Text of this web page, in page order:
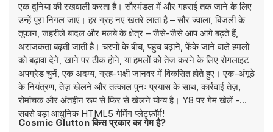
एक दुनिया की रखवाली करता है। सौरमंडल में और गहराई तक जाने के लिए
उन्हें पूरा निगल जाएं। हर ग्रह नए खतरे लाता है – सौर ज्वाला, बिजली के
तूफान, जहरीले बादल और मलबे के क्षेत्र – जैसे-जैसे आप आगे बढ़ते हैं,
अराजकता बढ़ती जाती है। चरणों के बीच, पहुंच बढ़ाने, फेंके जाने वाले हमलों
को बढ़ावा देने, खाने पर ठीक होने, या हमलों को तेज करने के लिए रोगलाइट
अपग्रेड चुनें, एक अदम्य, ग्रह-भक्षी जानवर में विकसित होते हुए। एक-अंगूठे
के नियंत्रण, तेज़ खेलने और तत्काल पुनः प्रयास के साथ, कार्रवाई तेज़,
रोमांचक और अंतहीन रूप से फिर से खेलने योग्य है। Y8 पर गेम खेलें -
सबसे बड़ा आधुनिक HTML5 गेमिंग प्लेटफ़ॉर्म!
Cosmic Glutton किस प्रकार का गेम है?